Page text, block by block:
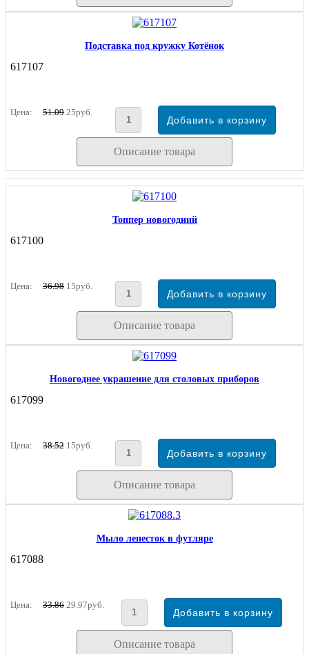
Подставка под кружку Котёнок
617107
Цена: 51.09 25руб.
Описание товара
Топпер новогодний
617100
Цена: 36.98 15руб.
Описание товара
Новогоднее украшение для столовых приборов
617099
Цена: 38.52 15руб.
Описание товара
Мыло лепесток в футляре
617088
Цена: 33.86 29.97руб.
Описание товара